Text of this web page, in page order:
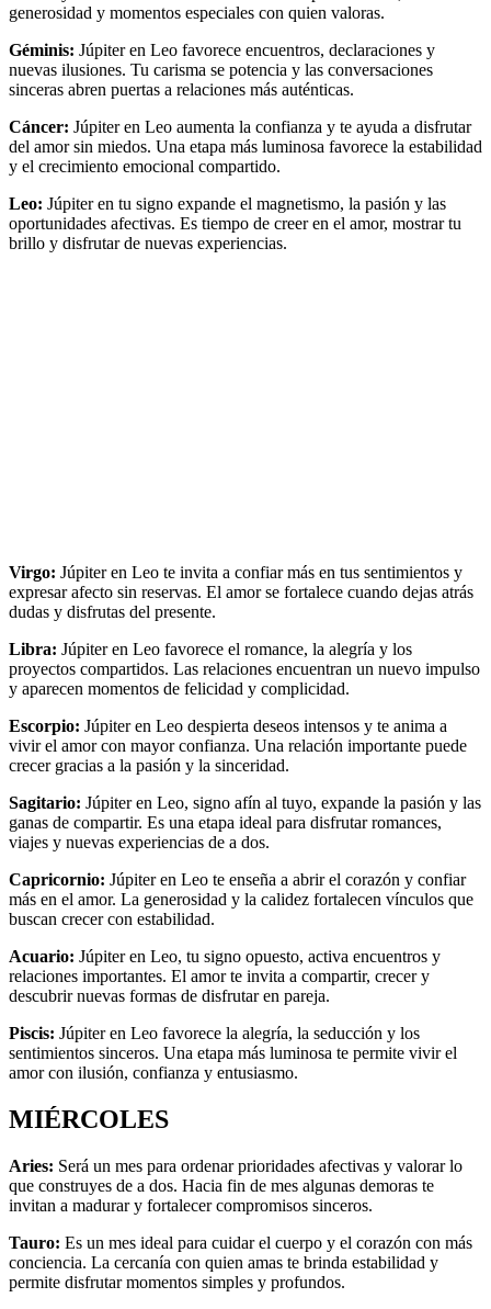
generosidad y momentos especiales con quien valoras.
Géminis: Júpiter en Leo favorece encuentros, declaraciones y
nuevas ilusiones. Tu carisma se potencia y las conversaciones
sinceras abren puertas a relaciones más auténticas.
Cáncer: Júpiter en Leo aumenta la confianza y te ayuda a disfrutar
del amor sin miedos. Una etapa más luminosa favorece la estabilidad
y el crecimiento emocional compartido.
Leo: Júpiter en tu signo expande el magnetismo, la pasión y las
oportunidades afectivas. Es tiempo de creer en el amor, mostrar tu
brillo y disfrutar de nuevas experiencias.
Virgo: Júpiter en Leo te invita a confiar más en tus sentimientos y
expresar afecto sin reservas. El amor se fortalece cuando dejas atrás
dudas y disfrutas del presente.
Libra: Júpiter en Leo favorece el romance, la alegría y los
proyectos compartidos. Las relaciones encuentran un nuevo impulso
y aparecen momentos de felicidad y complicidad.
Escorpio: Júpiter en Leo despierta deseos intensos y te anima a
vivir el amor con mayor confianza. Una relación importante puede
crecer gracias a la pasión y la sinceridad.
Sagitario: Júpiter en Leo, signo afín al tuyo, expande la pasión y las
ganas de compartir. Es una etapa ideal para disfrutar romances,
viajes y nuevas experiencias de a dos.
Capricornio: Júpiter en Leo te enseña a abrir el corazón y confiar
más en el amor. La generosidad y la calidez fortalecen vínculos que
buscan crecer con estabilidad.
Acuario: Júpiter en Leo, tu signo opuesto, activa encuentros y
relaciones importantes. El amor te invita a compartir, crecer y
descubrir nuevas formas de disfrutar en pareja.
Piscis: Júpiter en Leo favorece la alegría, la seducción y los
sentimientos sinceros. Una etapa más luminosa te permite vivir el
amor con ilusión, confianza y entusiasmo.
MIÉRCOLES
Aries: Será un mes para ordenar prioridades afectivas y valorar lo
que construyes de a dos. Hacia fin de mes algunas demoras te
invitan a madurar y fortalecer compromisos sinceros.
Tauro: Es un mes ideal para cuidar el cuerpo y el corazón con más
conciencia. La cercanía con quien amas te brinda estabilidad y
permite disfrutar momentos simples y profundos.